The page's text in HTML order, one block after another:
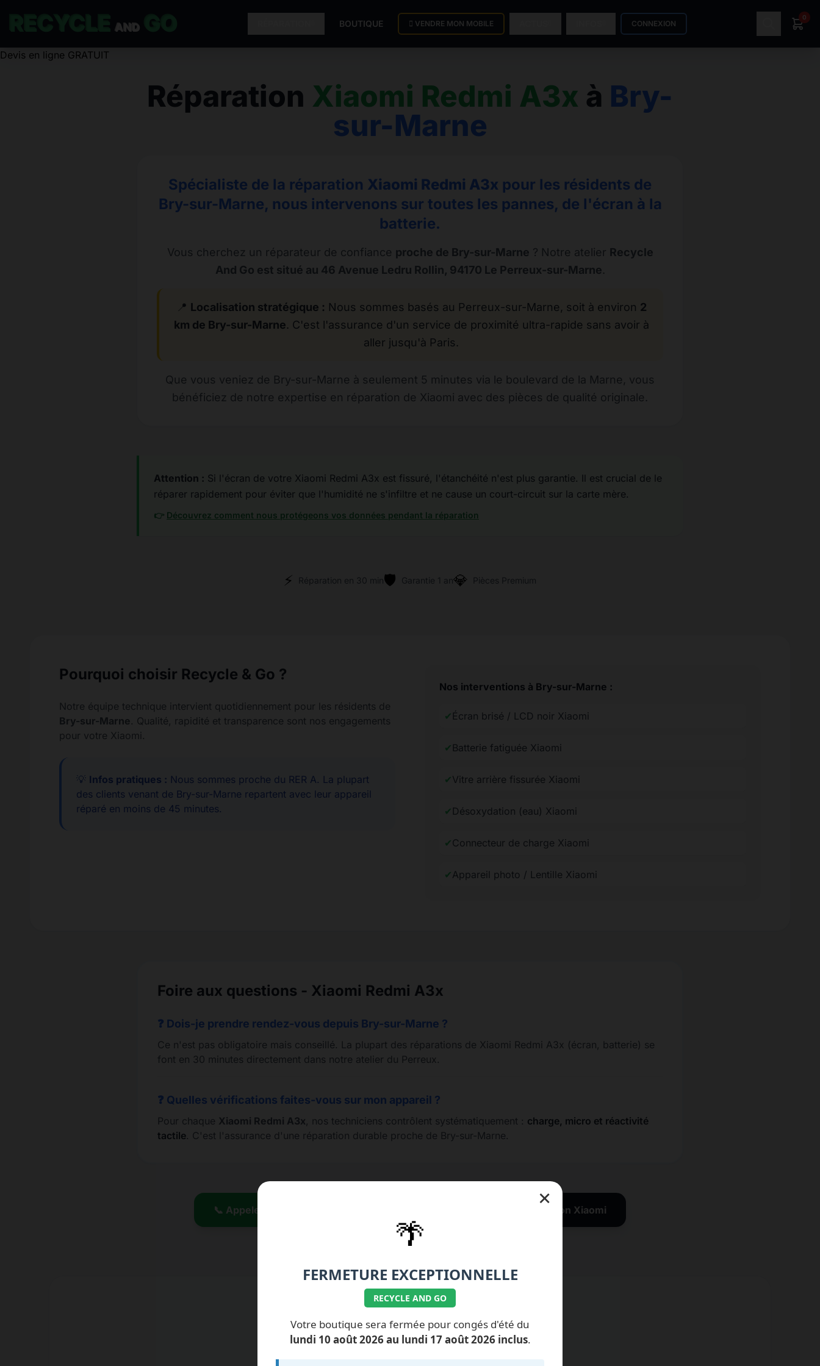
AND BOUTIQUE VENDRE MON MOBILE CONNEXION
0
Réparation Xiaomi Redmi A3x à Bry-
sur-Marne
Spécialiste de la réparation Xiaomi Redmi A3x pour les résidents de
Bry-sur-Marne, nous intervenons sur toutes les pannes, de l'écran à la
batterie.
Vous cherchez un réparateur de confiance proche de Bry-sur-Marne ? Notre atelier Recycle
And Go est situé au 46 Avenue Ledru Rollin, 94170 Le Perreux-sur-Marne.
📍 Localisation stratégique : Nous sommes basés au Perreux-sur-Marne, soit à environ 2
km de Bry-sur-Marne. C'est l'assurance d'un service de proximité ultra-rapide sans avoir à
aller jusqu'à Paris.
Que vous veniez de Bry-sur-Marne à seulement 5 minutes via le boulevard de la Marne, vous
bénéficiez de notre expertise en réparation de Xiaomi avec des pièces de qualité originale.
Attention : Si l'écran de votre Xiaomi Redmi A3x est fissuré, l'étanchéité n'est plus garantie. Il est crucial de le
réparer rapidement pour éviter que l'humidité ne s'infiltre et ne cause un court-circuit sur la carte mère.
👉 Découvrez comment nous protégeons vos données pendant la réparation
⚡ Réparation en 30 min🛡️ Garantie 1 an💎 Pièces Premium
Pourquoi choisir Recycle & Go ?
Notre équipe technique intervient quotidiennement pour les résidents de
Bry-sur-Marne. Qualité, rapidité et transparence sont nos engagements
pour votre Xiaomi.
💡 Infos pratiques : Nous sommes proche du RER A. La plupart
des clients venant de Bry-sur-Marne repartent avec leur appareil
réparé en moins de 45 minutes.
Nos interventions à Bry-sur-Marne :
✔ Écran brisé / LCD noir Xiaomi
✔ Batterie fatiguée Xiaomi
✔Vitre arrière fissurée Xiaomi
✔ Désoxydation (eau) Xiaomi
✔Connecteur de charge Xiaomi
✔Appareil photo / Lentille Xiaomi
Foire aux questions - Xiaomi Redmi A3x
❓ Dois-je prendre rendez-vous depuis Bry-sur-Marne ?
Ce n'est pas obligatoire mais conseillé. La plupart des réparations de Xiaomi Redmi A3x (écran, batterie) se
font en 30 minutes directement dans notre atelier du Perreux.
❓ Quelles vérifications faites-vous sur mon appareil ?
Pour chaque Xiaomi Redmi A3x, nos techniciens contrôlent systématiquement : charge, micro et réactivité
tactile. C'est l'assurance d'une réparation durable proche de Bry-sur-Marne.
📞 Appeler le 01.77.99.07.92 / 06.11.62.15.63 💰 Nos tarifs réparation Xiaomi
ILS NOUS FONT CONFIANCE
×
🌴
FERMETURE EXCEPTIONNELLE
RECYCLE AND GO
Votre boutique sera fermée pour congés d'été du
lundi 10 août 2026 au lundi 17 août 2026 inclus.